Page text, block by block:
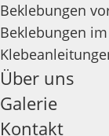
Beklebungen
Beklebungen
Über uns
Galerie
Kontakt